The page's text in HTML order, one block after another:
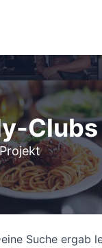
Clubs
Suche ergab